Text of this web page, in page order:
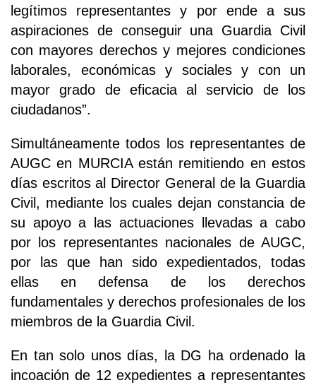
legítimos representantes y por ende a sus
aspiraciones de conseguir una Guardia Civil
con mayores derechos y mejores condiciones
laborales, económicas y sociales y con un
mayor grado de eficacia al servicio de los
ciudadanos”.
Simultáneamente todos los representantes de
AUGC en MURCIA están remitiendo en estos
días escritos al Director General de la Guardia
Civil, mediante los cuales dejan constancia de
su apoyo a las actuaciones llevadas a cabo
por los representantes nacionales de AUGC,
por las que han sido expedientados, todas
ellas en defensa de los derechos
fundamentales y derechos profesionales de los
miembros de la Guardia Civil.
En tan solo unos días, la DG ha ordenado la
incoación de 12 expedientes a representantes